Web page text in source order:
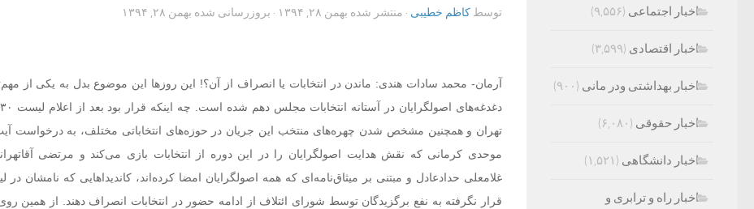
توسط کاظم خطیبی · منتشر شده بهمن ۲۸, ۱۳۹۴ · بروزرسانی شده بهمن ۲۸, ۱۳۹۴
آرمان- محمد سادات هندی: ماندن در انتخابات یا انصراف از آن؟! این روزها این موضوع بدل به یکی از
تهران و همچنین مشخص شدن چهره‌های منتخب این جریان در حوزه‌های انتخاباتی مختلف، به درخواست
موحدی کرمانی که نقش هدایت اصولگرایان را در این دوره از انتخابات بازی می‌کند و مرتضی
غلامعلی حدادعادل و مبتنی بر میثاق‌نامه‌ای که همه اصولگرایان امضا کرده‌اند، کاندیداهایی که نامشان در
قرار نگرفته به نفع برگزیدگان توسط شورای ائتلاف از ادامه حضور در انتخابات انصراف دهند. از همین
اخبار اجتماعی (۹,۵۵۶)
اخبار اقتصادی (۳,۵۹۹)
اخبار بهداشتی ودر مانی (۹۰۰)
اخبار حقوقی (۶,۰۸۰)
اخبار دانشگاهی (۱,۵۲۱)
اخبار راه و ترابری و